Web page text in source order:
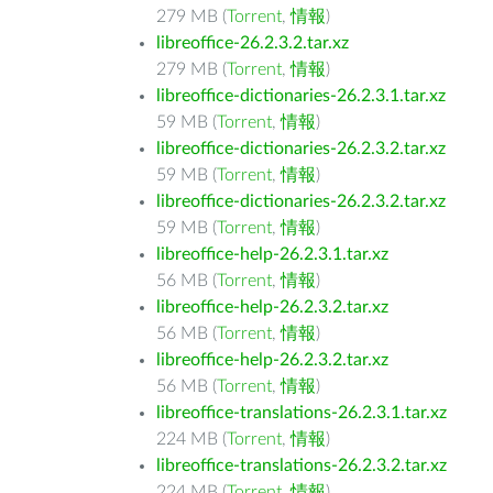
279 MB (Torrent,情報)
libreoffice-26.2.3.2.tar.xz
279 MB (Torrent,情報)
libreoffice-dictionaries-26.2.3.1.tar.xz
59 MB (Torrent,情報)
libreoffice-dictionaries-26.2.3.2.tar.xz
59 MB (Torrent,情報)
libreoffice-dictionaries-26.2.3.2.tar.xz
59 MB (Torrent,情報)
libreoffice-help-26.2.3.1.tar.xz
56 MB (Torrent,情報)
libreoffice-help-26.2.3.2.tar.xz
56 MB (Torrent,情報)
libreoffice-help-26.2.3.2.tar.xz
56 MB (Torrent,情報)
libreoffice-translations-26.2.3.1.tar.xz
224 MB (Torrent,情報)
libreoffice-translations-26.2.3.2.tar.xz